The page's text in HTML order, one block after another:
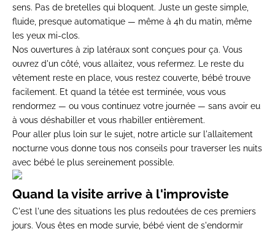
sens. Pas de bretelles qui bloquent. Juste un geste simple,
fluide, presque automatique — même à 4h du matin, même
les yeux mi-clos.
Nos ouvertures à zip latéraux sont conçues pour ça. Vous
ouvrez d'un côté, vous allaitez, vous refermez. Le reste du
vêtement reste en place, vous restez couverte, bébé trouve
facilement. Et quand la tétée est terminée, vous vous
rendormez — ou vous continuez votre journée — sans avoir eu
à vous déshabiller et vous rhabiller entièrement.
Pour aller plus loin sur le sujet, notre article sur l'allaitement
nocturne vous donne tous nos conseils pour traverser les nuits
avec bébé le plus sereinement possible.
Quand la visite arrive à l'improviste
C'est l'une des situations les plus redoutées de ces premiers
jours. Vous êtes en mode survie, bébé vient de s'endormir